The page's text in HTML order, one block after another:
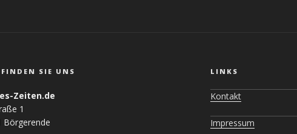
SIE UNS
Zeiten.de
1
Börgerende
LINKS
Kontakt
Impressum